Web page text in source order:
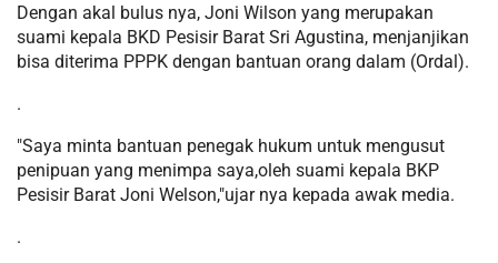
Dengan akal bulus nya, Joni Wilson yang merupakan
suami kepala BKD Pesisir Barat Sri Agustina, menjanjikan
bisa diterima PPPK dengan bantuan orang dalam (Ordal).
.
"Saya minta bantuan penegak hukum untuk mengusut
penipuan yang menimpa saya,oleh suami kepala BKP
Pesisir Barat Joni Welson,"ujar nya kepada awak media.
.